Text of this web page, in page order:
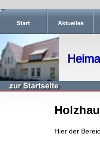
Hier der